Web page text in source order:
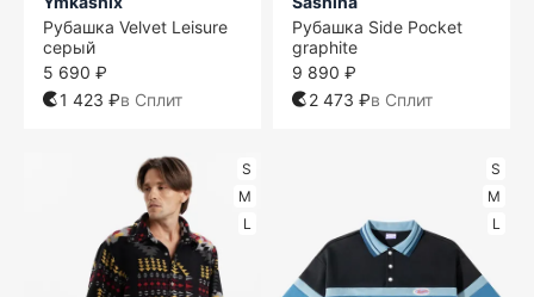
Рубашка Velvet Leisure
серый
5 690 ₽
1 423 ₽в Сплит
Рубашка Side Pocket
graphite
9 890 ₽
2 473 ₽в Сплит
S
M
L
S
M
L